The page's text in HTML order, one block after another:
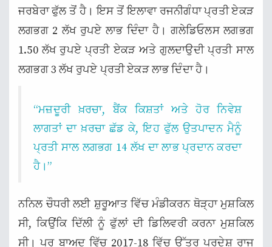
ਜਰਬੇਰਾ ਫੁੱਲ ਤੋਂ ਹੈ। ਇਸ ਤੋਂ ਇਲਾਵਾ ਰਜਨੀਗੰਧਾ ਪ੍ਰਤੀ ਏਕੜ
ਲਗਭਗ 2 ਲੱਖ ਰੁਪਏ ਲਾਭ ਦਿੰਦਾ ਹੈ। ਗਲੇਡਿਓਲਸ ਲਗਭਗ
1.50 ਲੱਖ ਰੁਪਏ ਪ੍ਰਤੀ ਏਕੜ ਅਤੇ ਗੁਲਦਾਉਦੀ ਪ੍ਰਤੀ ਸਾਲ
ਲਗਭਗ 3 ਲੱਖ ਰੁਪਏ ਪ੍ਰਤੀ ਏਕੜ ਲਾਭ ਦਿੰਦਾ ਹੈ।
“ਮਜ਼ਦੂਰੀ ਖ਼ਰਚਾ, ਬੈਂਕ ਕਿਸ਼ਤਾਂ ਅਤੇ ਹੋਰ ਨਿਵੇਸ਼
ਲਾਗਤਾਂ ਦਾ ਖ਼ਰਚਾ ਛੱਡ ਕੇ, ਇਹ ਫੁੱਲ ਉਤਪਾਦਨ ਮੈਨੂੰ
ਪ੍ਰਤੀ ਸਾਲ ਲਗਭਗ 14 ਲੱਖ ਦਾ ਲਾਭ ਪ੍ਰਦਾਨ ਕਰਦਾ
ਹੈ।”
ਨਨਿਲ ਚੌਧਰੀ ਲਈ ਸ਼ੁਰੂਆਤ ਵਿੱਚ ਮੰਡੀਕਰਨ ਥੋੜ੍ਹਾ ਮੁਸ਼ਕਿਲ
ਸੀ, ਕਿਉਂਕਿ ਦਿੱਲੀ ਨੂੰ ਫੁੱਲਾਂ ਦੀ ਡਿਲਿਵਰੀ ਕਰਨਾ ਮੁਸ਼ਕਿਲ
ਸੀ। ਪਰ ਬਾਅਦ ਵਿੱਚ 2017-18 ਵਿੱਚ ਉੱਤਰ ਪ੍ਰਦੇਸ਼ ਰਾਜ